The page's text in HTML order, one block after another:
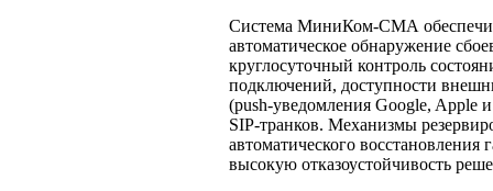
Система МиниКом-СМА
автоматическое обнаружение
круглосуточный контроль
подключений, доступности
(push-уведомления Google, Apple и
SIP-транков. Механизмы
автоматического восстановления
высокую отказоустойчивость